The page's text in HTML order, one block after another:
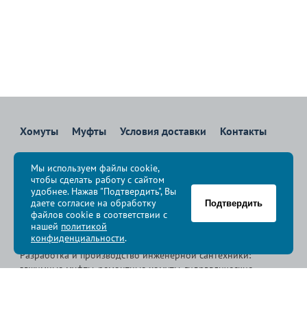
Хомуты Муфты Условия доставки Контакты
8 800 700-83-36
Звоните бесплатно с 08:00 до 17:00 по Москве
политика конфиденциальности
© Группа компаний « », 2009-2026
Разработка и производство инженерной сантехники:
зажимные муфты, ремонтные хомуты, гидравлические
Мы используем файлы cookie,
чтобы сделать работу с сайтом
удобнее. Нажав "Подтвердить", Вы
даете согласие на обработку
файлов cookie в соответствии с
нашей политикой
конфиденциальности.
Подтвердить